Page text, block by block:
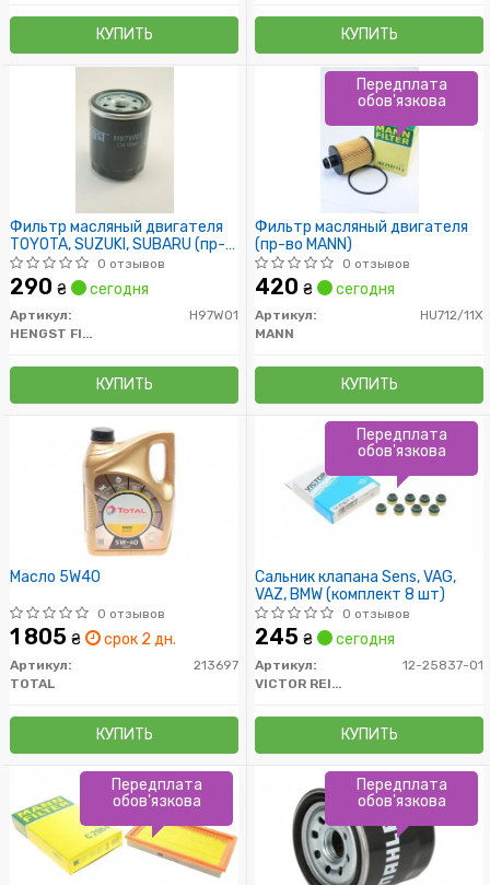
КУПИТЬ КУПИТЬ
Фильтр масляный двигателя
TOYOTA, SUZUKI, SUBARU (пр-
во Hengst)
0 отзывов
290 ₴ сегодня
Артикул:
H97W01
HENGST FILTER
КУПИТЬ
Фильтр масляный двигателя
(пр-во MANN)
0 отзывов
420 ₴ сегодня
Артикул:
HU712/11X
MANN
КУПИТЬ
Передплата
обов'язкова
Масло 5W40
0 отзывов
1 805 ₴ срок 2 дн.
Артикул:
213697
TOTAL
КУПИТЬ
Сальник клапана Sens, VAG,
VAZ, BMW (комплект 8 шт)
0 отзывов
245 ₴ сегодня
Артикул:
12-25837-01
VICTOR REINZ
КУПИТЬ
Передплата
обов'язкова
Передплата
обов'язкова
Передплата
обов'язкова